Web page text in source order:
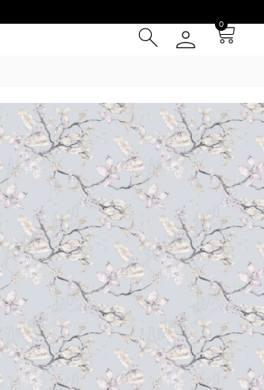
0
/ Antique 17
POR M² (IVA INCLUIDO)
con Tarjeta de Crédito
de Entrega **
de instalación
el patrón se repite cada 1m y se
tu pared (por ej. la foto 2 simula una pared
de los impresos pueden diferir según la
tu pared con el cotizador eligiendo el